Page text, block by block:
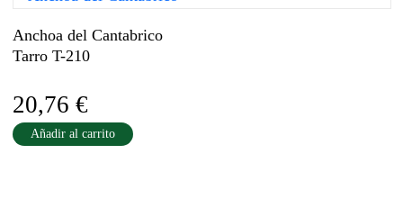
Anchoa del Cantabrico
Tarro T-210
20,76 €
Añadir al carrito